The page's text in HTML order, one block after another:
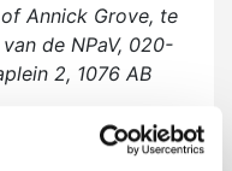
Annick Grove, te
de NPaV, 020-
2, 1076 AB